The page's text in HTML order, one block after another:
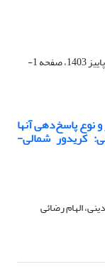
دوره 3، شماره 4 - شماره پیاپی 12، پاییز 1403، صفحه 1-
نوع پاسخ‌دهی آنها
کریدور شمالی‌-
الهام رضائی